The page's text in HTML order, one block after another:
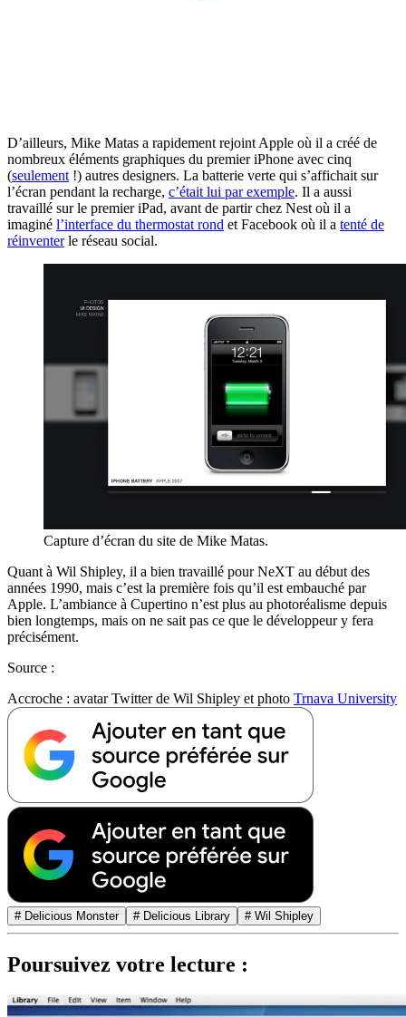
D’ailleurs, Mike Matas a rapidement rejoint Apple où il a créé de
nombreux éléments graphiques du premier iPhone avec cinq
(seulement!) autres designers. La batterie verte qui s’affichait sur
l’écran pendant la recharge, c’était lui par exemple. Il a aussi
travaillé sur le premier iPad, avant de partir chez Nest où il a
imaginé l’interface du thermostat rond et Facebook où il a tenté de
réinventerle réseau social.
Capture d’écran du site de Mike Matas.
Quant à Wil Shipley, il a bien travaillé pour NeXT au début des
années 1990, mais c’est la première fois qu’il est embauché par
Apple. L’ambiance à Cupertino n’est plus au photoréalisme depuis
bien longtemps, mais on ne sait pas ce que le développeur y fera
précisément.
Source :
Accroche : avatar Twitter de Wil Shipley et photo Trnava University
# Delicious Monster # Delicious Library # Wil Shipley
Poursuivez votre lecture :